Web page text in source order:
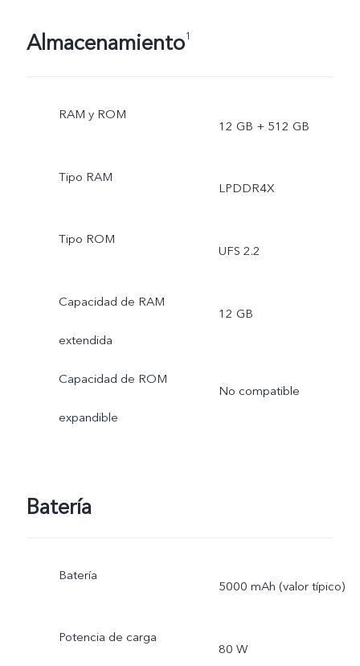
Almacenamiento1
RAM y ROM
12 GB + 512 GB
Tipo RAM
LPDDR4X
Tipo ROM
UFS 2.2
Capacidad de RAM
extendida
12 GB
Capacidad de ROM
expandible
No compatible
Batería
Batería
5000 mAh (valor típico)
Potencia de carga
80 W